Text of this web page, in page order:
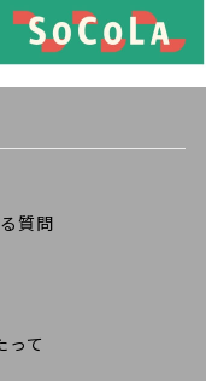
質問
って